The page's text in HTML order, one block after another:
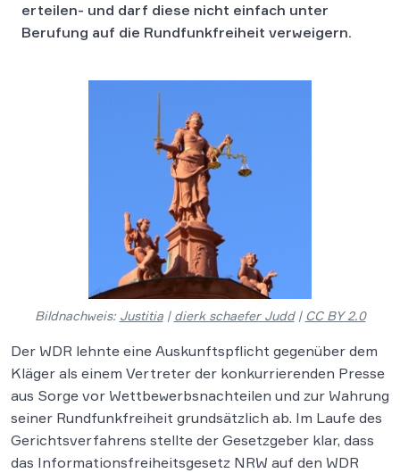
erteilen- und darf diese nicht einfach unter
Berufung auf die Rundfunkfreiheit verweigern.
Bildnachweis: Justitia| dierk schaefer Judd| CC BY 2.0
Der WDR lehnte eine Auskunftspflicht gegenüber dem
Kläger als einem Vertreter der konkurrierenden Presse
aus Sorge vor Wettbewerbsnachteilen und zur Wahrung
seiner Rundfunkfreiheit grundsätzlich ab. Im Laufe des
Gerichtsverfahrens stellte der Gesetzgeber klar, dass
das Informationsfreiheitsgesetz NRW auf den WDR